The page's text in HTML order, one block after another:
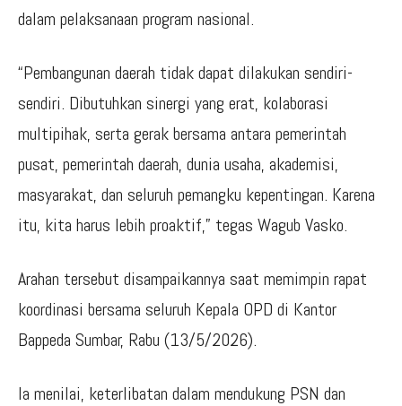
dalam pelaksanaan program nasional.
“Pembangunan daerah tidak dapat dilakukan sendiri-
sendiri. Dibutuhkan sinergi yang erat, kolaborasi
multipihak, serta gerak bersama antara pemerintah
pusat, pemerintah daerah, dunia usaha, akademisi,
masyarakat, dan seluruh pemangku kepentingan. Karena
itu, kita harus lebih proaktif,” tegas Wagub Vasko.
Arahan tersebut disampaikannya saat memimpin rapat
koordinasi bersama seluruh Kepala OPD di Kantor
Bappeda Sumbar, Rabu (13/5/2026).
Ia menilai, keterlibatan dalam mendukung PSN dan